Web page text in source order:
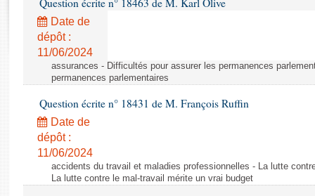
Rapports d'enquête
Rapports législatifs
Rapports sur l'application des lois
Baromètre de l’application des lois
Budget et sécurité sociale
Questions écrites et orales
Comptes rendus des débats
Question écrite n° 18463 de M. Karl Olive
Date de
dépôt :
11/06/2024
assurances - Difficultés pour assurer les permanences
permanences parlementaires
Question écrite n° 18431 de M. François Ruffin
Date de
dépôt :
11/06/2024
accidents du travail et maladies professionnelles - La lutte
La lutte contre le mal-travail mérite un vrai budget